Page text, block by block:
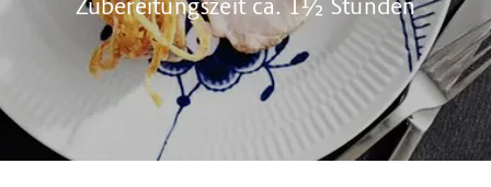
Zubereitungszeit ca. 1½ Stunden